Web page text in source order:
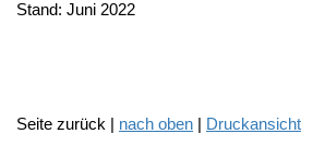
Stand: Juni 2022
Seite zurück | nach oben | Druckansicht